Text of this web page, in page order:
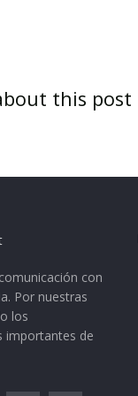
this post
con
Por nuestras
los
importantes de